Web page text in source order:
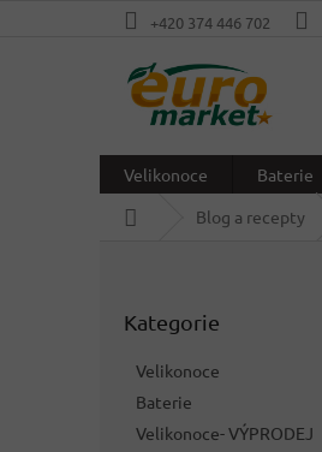
+420 374 446 702
Velikonoce Baterie
Blog a recepty
kategorie
Kategorie
Velikonoce
Baterie
Velikonoce- VÝPRODEJ